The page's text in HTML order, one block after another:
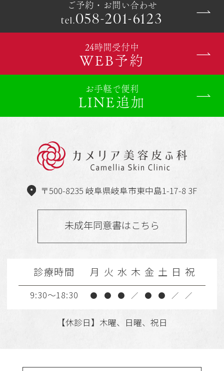
ご予約・お問い合わせ
tel.058-201-6123
24時間受付中
WEB予約
お手軽で便利
LINE追加
〒500-8235 岐阜県岐阜市東中島1-17-8 3F
未成年同意書はこちら
診療時間 月 火 水 木 金 土 日 祝
9:30～18:30 ● ● ● ／ ● ● ／ ／
【休診日】木曜、日曜、祝日